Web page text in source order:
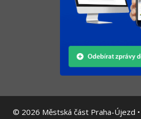
© 2026 Městská část Praha-Újezd